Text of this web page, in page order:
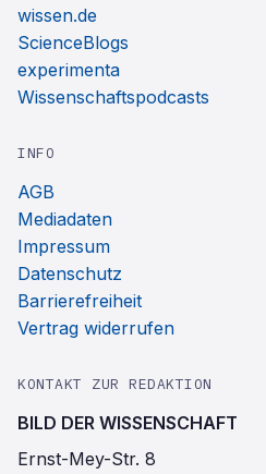
wissen.de
ScienceBlogs
experimenta
Wissenschaftspodcasts
INFO
AGB
Mediadaten
Impressum
Datenschutz
Barrierefreiheit
Vertrag widerrufen
KONTAKT ZUR REDAKTION
BILD DER WISSENSCHAFT
Ernst-Mey-Str. 8